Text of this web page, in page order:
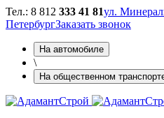
Тел.: 8 812 333 41 81ул.
ПетербургЗаказать звонок
На автомобиле
\
На общественном